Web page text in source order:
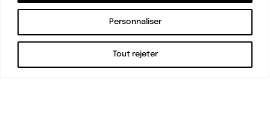
Personnaliser
Tout rejeter